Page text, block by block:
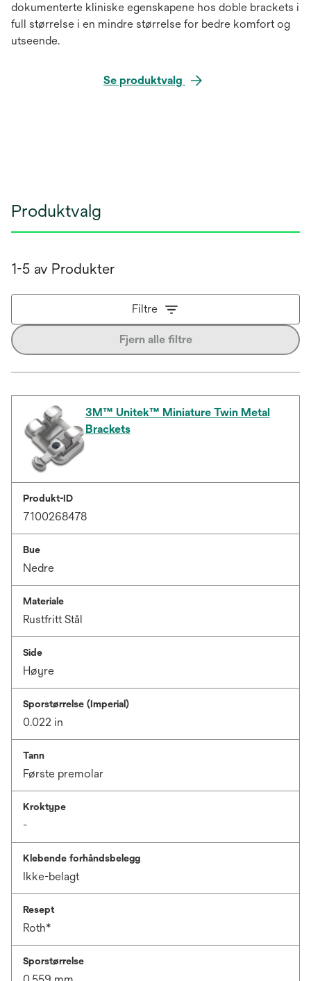
dokumenterte kliniske egenskapene hos doble brackets i
full størrelse i en mindre størrelse for bedre komfort og
utseende.
Se produktvalg
Produktvalg
1-5 av Produkter
Filtre
Fjern alle filtre
3M™ Unitek™ Miniature Twin Metal
Brackets
Produkt-ID
7100268478
Bue
Nedre
Materiale
Rustfritt Stål
Side
Høyre
Sporstørrelse (Imperial)
0.022 in
Tann
Første premolar
Kroktype
-
Klebende forhåndsbelegg
Ikke-belagt
Resept
Roth*
Sporstørrelse